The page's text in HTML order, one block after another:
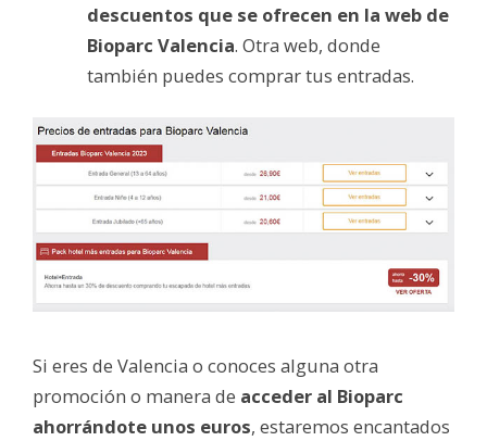
descuentos que se ofrecen en la web de
Bioparc Valencia. Otra web, donde
también puedes comprar tus entradas.
Si eres de Valencia o conoces alguna otra
promoción o manera de acceder al Bioparc
ahorrándote unos euros, estaremos encantados